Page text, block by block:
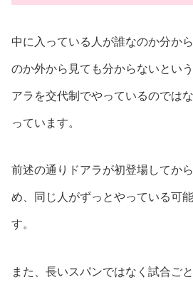
中に入っている人が誰なのか分か
のか外から見ても分からないとい
アラを交代制でやっているのでは
っています。
前述の通りドアラが初登場してか
め、同じ人がずっとやっている可
す。
また、長いスパンではなく試合ご